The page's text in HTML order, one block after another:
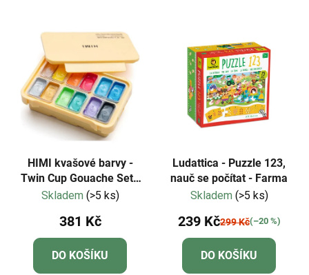
HIMI kvašové barvy -
Twin Cup Gouache Set -
12 Colours
Skladem (>5 ks)
381 Kč
DO KOŠÍKU
Ludattica - Puzzle 123,
nauč se počítat - Farma
Skladem (>5 ks)
239 Kč299 Kč(–20 %)
DO KOŠÍKU